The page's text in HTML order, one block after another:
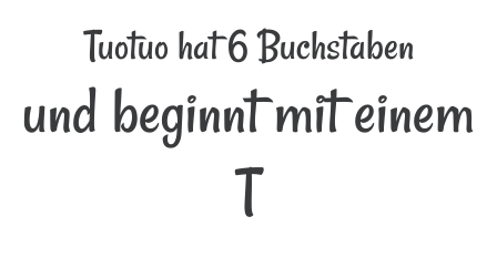
Tuotuo hat 6 Buchstaben
und beginnt mit einem
T